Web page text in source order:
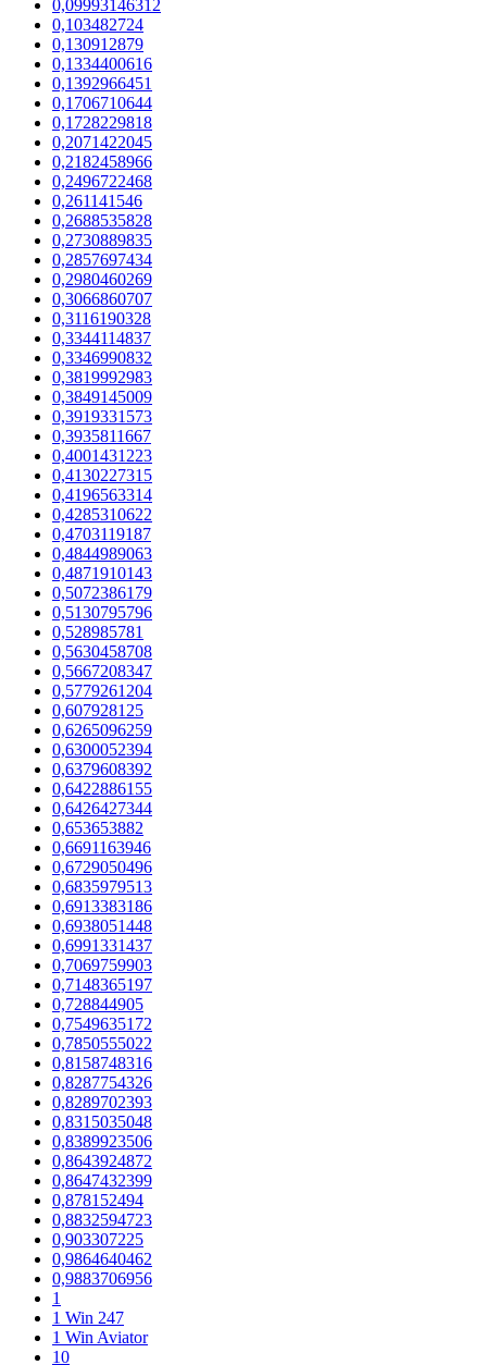
0,09993146312
0,103482724
0,130912879
0,1334400616
0,1392966451
0,1706710644
0,1728229818
0,2071422045
0,2182458966
0,2496722468
0,261141546
0,2688535828
0,2730889835
0,2857697434
0,2980460269
0,3066860707
0,3116190328
0,3344114837
0,3346990832
0,3819992983
0,3849145009
0,3919331573
0,3935811667
0,4001431223
0,4130227315
0,4196563314
0,4285310622
0,4703119187
0,4844989063
0,4871910143
0,5072386179
0,5130795796
0,528985781
0,5630458708
0,5667208347
0,5779261204
0,607928125
0,6265096259
0,6300052394
0,6379608392
0,6422886155
0,6426427344
0,653653882
0,6691163946
0,6729050496
0,6835979513
0,6913383186
0,6938051448
0,6991331437
0,7069759903
0,7148365197
0,728844905
0,7549635172
0,7850555022
0,8158748316
0,8287754326
0,8289702393
0,8315035048
0,8389923506
0,8643924872
0,8647432399
0,878152494
0,8832594723
0,903307225
0,9864640462
0,9883706956
1
1 Win 247
1 Win Aviator
10